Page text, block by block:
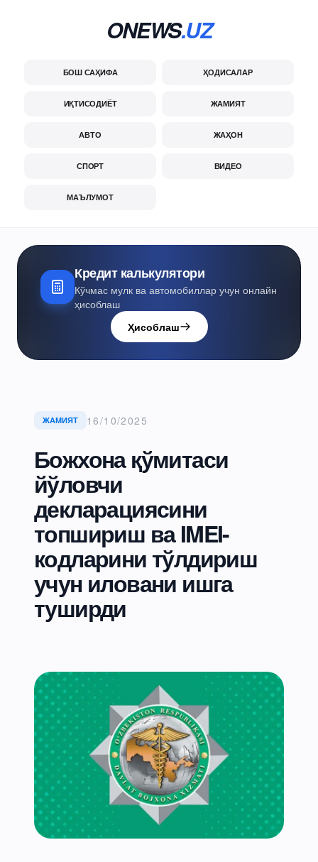
ONEWS.UZ
БОШ САҲИФА ҲОДИСАЛАР
ИҚТИСОДИЁТ ЖАМИЯТ
АВТО ЖАҲОН
СПОРТ ВИДЕО
МАЪЛУМОТ
Кредит калькулятори
Кўчмас мулк ва автомобиллар учун онлайн
ҳисоблаш
Ҳисоблаш
ЖАМИЯТ 16/10/2025
Божхона қўмитаси
йўловчи
декларациясини
топшириш ва IMEI-
кодларини тўлдириш
учун иловани ишга
туширди